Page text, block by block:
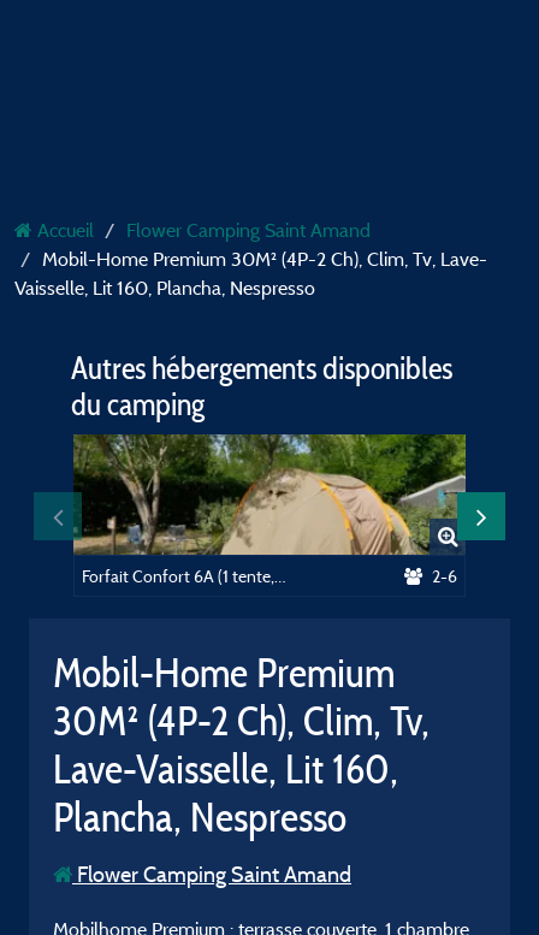
Accueil
Flower Camping Saint Amand
Mobil-Home Premium 30M² (4P-2 Ch), Clim, Tv, Lave-
Vaisselle, Lit 160, Plancha, Nespresso
Autres hébergements disponibles
du camping
2-6
Mobil-Home Premium
30M² (4P-2 Ch), Clim, Tv,
Lave-Vaisselle, Lit 160,
Plancha, Nespresso
Flower Camping Saint Amand
Mobilhome Premium : terrasse couverte, 1 chambre